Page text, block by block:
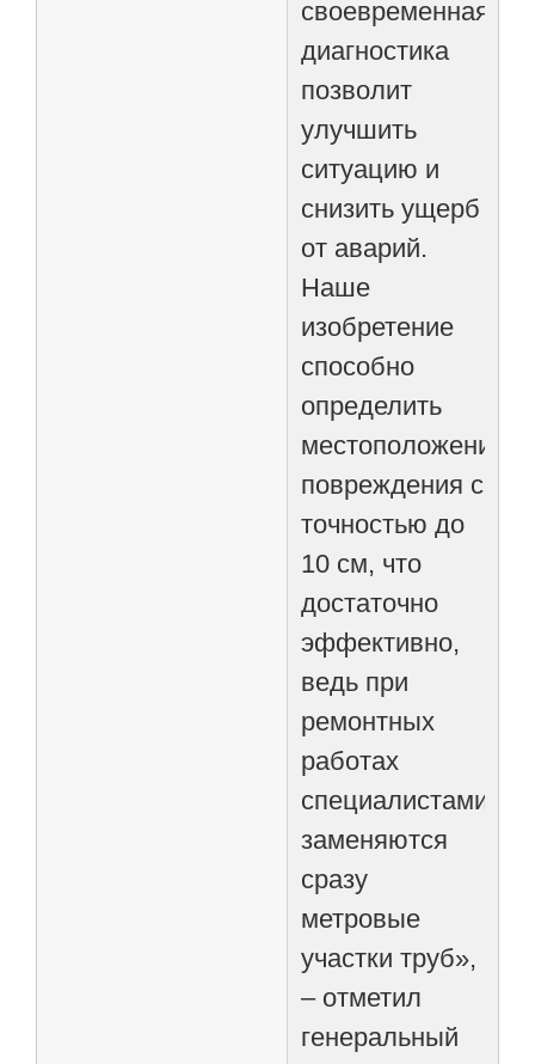
своевременная
диагностика
позволит
улучшить
ситуацию и
снизить ущерб
от аварий.
Наше
изобретение
способно
определить
местоположение
повреждения с
точностью до
10 см, что
достаточно
эффективно,
ведь при
ремонтных
работах
специалистами
заменяются
сразу
метровые
участки труб»,
– отметил
генеральный